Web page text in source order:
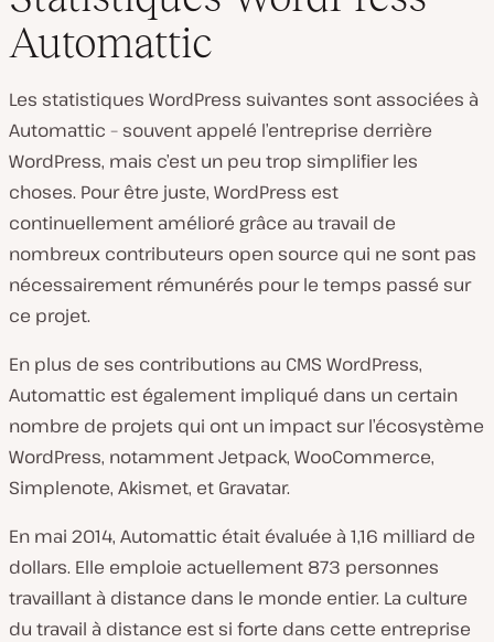
Automattic
Les statistiques WordPress suivantes sont associées à
Automattic – souvent appelé l’entreprise derrière
WordPress, mais c’est un peu trop simplifier les
choses. Pour être juste, WordPress est
continuellement amélioré grâce au travail de
nombreux contributeurs open source qui ne sont pas
nécessairement rémunérés pour le temps passé sur
ce projet.
En plus de ses contributions au CMS WordPress,
Automattic est également impliqué dans un certain
nombre de projets qui ont un impact sur l’écosystème
WordPress, notamment Jetpack, WooCommerce,
Simplenote, Akismet, et Gravatar.
En mai 2014, Automattic était évaluée à 1,16 milliard de
dollars. Elle emploie actuellement 873 personnes
travaillant à distance dans le monde entier. La culture
du travail à distance est si forte dans cette entreprise